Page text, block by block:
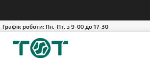
Графік роботи: Пн.-Пт. з 9-00 до 17-30